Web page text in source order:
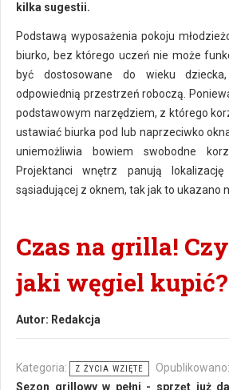
kilka sugestii.
Podstawą wyposażenia pokoju
biurko, bez którego uczeń nie może
być dostosowane do wieku
odpowiednią przestrzeń roboczą.
podstawowym narzędziem, z którego
ustawiać biurka pod lub naprzeciwko
uniemożliwia bowiem swobodne
Projektanci wnętrz panują
sąsiadującej z oknem, tak jak to ukazano
Czas na grilla!
jaki węgiel kupić?
Autor: Redakcja
Kategoria: Z ŻYCIA WZIĘTE
Sezon grillowy w pełni - sprzęt już